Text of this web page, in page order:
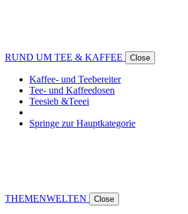
RUND UM TEE & KAFFEE Close
Kaffee- und Teebereiter
Tee- und Kaffeedosen
Teesieb &Teeei
Springe zur Hauptkategorie
THEMENWELTEN Close